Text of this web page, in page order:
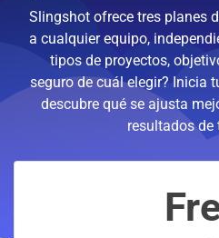
Slingshot ofrece tres planes
a cualquier equipo,
tipos de proyectos,
seguro de cuál elegir? Inicia
descubre qué se ajusta
resultados de